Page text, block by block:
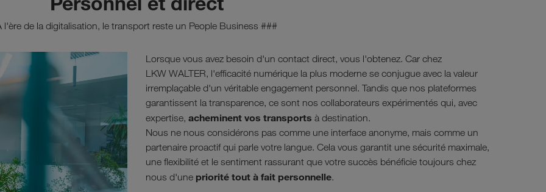
l'ère de la digitalisation, le transport reste un People Business ###
Lorsque vous avez besoin d'un contact direct, vous l'obtenez. Car chez
LKW WALTER, l'efficacité numérique la plus moderne se conjugue avec la valeur
irremplaçable d'un véritable engagement personnel. Tandis que nos plateformes
garantissent la transparence, ce sont nos collaborateurs expérimentés qui, avec
expertise, acheminent vos transports à destination.
Nous ne nous considérons pas comme une interface anonyme, mais comme un
partenaire proactif qui parle votre langue. Cela vous garantit une sécurité maximale,
une flexibilité et le sentiment rassurant que votre succès bénéficie toujours chez
nous d'une priorité tout à fait personnelle.